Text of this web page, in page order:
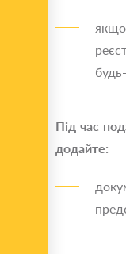
якщо
Під час
додайте: